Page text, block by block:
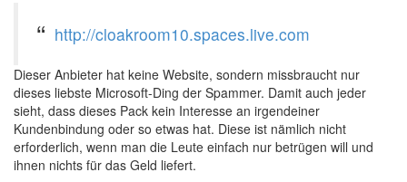
http://cloakroom10.spaces.live.com
Dieser Anbieter hat keine Website, sondern missbraucht nur
dieses liebste Microsoft-Ding der Spammer. Damit auch jeder
sieht, dass dieses Pack kein Interesse an irgendeiner
Kundenbindung oder so etwas hat. Diese ist nämlich nicht
erforderlich, wenn man die Leute einfach nur betrügen will und
ihnen nichts für das Geld liefert.